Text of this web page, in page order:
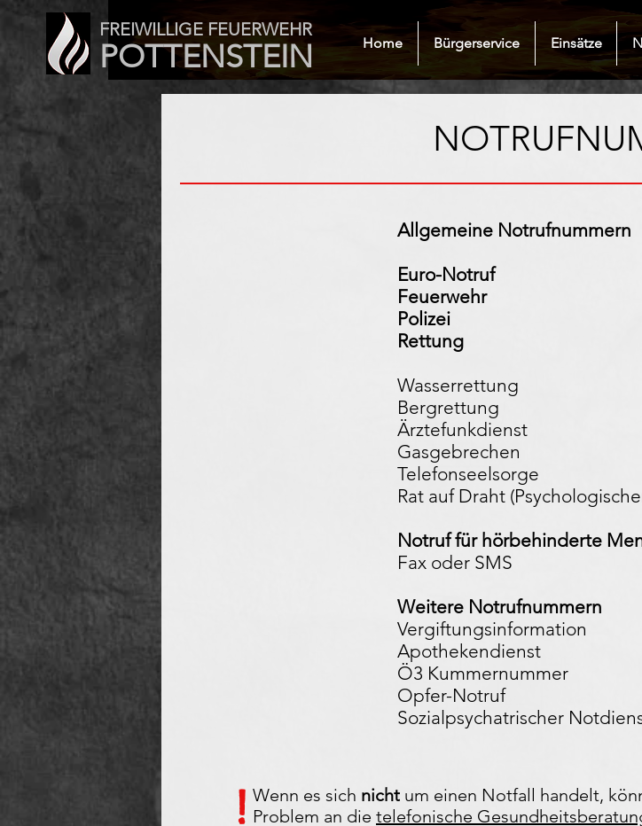
FREIWILLIGE FEUERWEHR
POTTENSTEIN Home Bürgerservice Einsätze
Allgemeine Notrufnummern
Euro-Notruf
Feuerwehr
Polizei
Rettung
Wasserrettung
Bergrettung
Ärztefunkdienst
Gasgebrechen
Telefonseelsorge
Rat auf Draht
Notruf für hörbehinderte
Fax oder SMS
Weitere Notrufnummern
Vergiftungsinformation
Apothekendienst
Ö3 Kummernummer
Opfer-Notruf
Sozialpsychatrischer
Wenn es sich nicht um einen Notfall handelt,
Problem an die telefonische
!